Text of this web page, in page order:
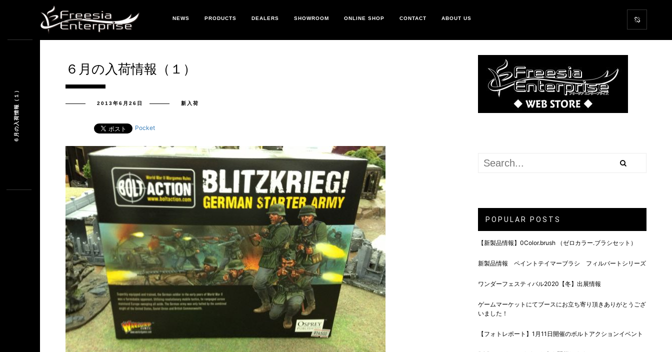
NEWS PRODUCTS DEALERS SHOWROOM ONLINE SHOP CONTACT ABOUT US
６月の入荷情報（１）
2013年6月26日 新入荷
Pocket
POPULAR POSTS
【新製品情報】0Color.brush （ゼロカラー.ブラシセット）
新製品情報 ペイントテイマーブラシ フィルバートシリーズ
ワンダーフェスティバル2020【冬】出展情報
ゲームマーケットにてブースにお立ち寄り頂きありがとうござ
いました！
【フォトレポート】1月11日開催のボルトアクションイベント
６月の入荷情報（１）